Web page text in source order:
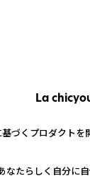
La
づくプロダクトを
なたらしく自分